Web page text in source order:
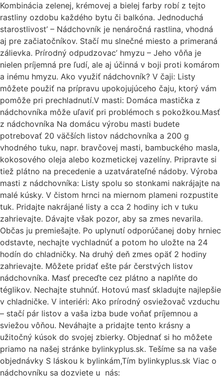
Kombinácia zelenej, krémovej a bielej farby robí z tejto
rastliny ozdobu každého bytu či balkóna. Jednoduchá
starostlivost’ – Nádchovník je nenáročná rastlina, vhodná
aj pre začiatočníkov. Stačí mu slnečné miesto a primeraná
zálievka. Prírodný odpudzovac’ hmyzu – Jeho vôňa je
nielen príjemná pre ľudí, ale aj účinná v boji proti komárom
a inému hmyzu. Ako využiť nádchovník? V čaji: Listy
môžete použiť na prípravu upokojujúceho čaju, ktorý vám
pomôže pri prechladnutí.V masti: Domáca mastička z
nádchovníka môže uľaviť pri problémoch s pokožkou.Masť
z nádchovníka Na domácu výrobu masti budete
potrebovať 20 väčších listov nádchovníka a 200 g
vhodného tuku, napr. bravčovej masti, bambuckého masla,
kokosového oleja alebo kozmetickej vazelíny. Pripravte si
tiež plátno na precedenie a uzatvárateľné nádoby. Výroba
masti z nádchovníka: Listy spolu so stonkami nakrájajte na
malé kúsky. V čistom hrnci na miernom plameni rozpustite
tuk. Pridajte nakrájané listy a cca 2 hodiny ich v tuku
zahrievajte. Dávajte však pozor, aby sa zmes nevarila.
Občas ju premiešajte. Po uplynutí odporúčanej doby hrniec
odstavte, nechajte vychladnúť a potom ho uložte na 24
hodín do chladničky. Na druhý deň zmes opäť 2 hodiny
zahrievajte. Môžete pridať ešte pár čerstvých listov
nádchovníka. Masť preceďte cez plátno a naplňte do
téglikov. Nechajte stuhnúť. Hotovú masť skladujte najlepšie
v chladničke. V interiéri: Ako prírodný osviežovač vzduchu
– stačí pár listov a vaša izba bude voňať príjemnou a
sviežou vôňou. Neváhajte a pridajte tento krásny a
užitočný kúsok do svojej zbierky. Objednať si ho môžete
priamo na našej stránke bylinkyplus.sk. Tešíme sa na vaše
objednávky S láskou k bylinkám,Tím bylinkyplus.sk Viac o
nádchovníku sa dozviete u nás: